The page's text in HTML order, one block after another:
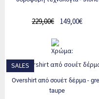
149,00€
229,00€
SALES
overshirt από σουέτ δέρμα - grey
taupe